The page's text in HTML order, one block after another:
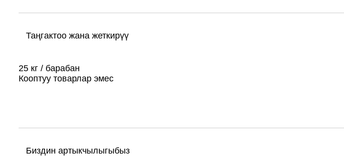
Таңгактоо жана жеткирүү
25 кг / барабан
Кооптуу товарлар эмес
Биздин артыкчылыгыбыз